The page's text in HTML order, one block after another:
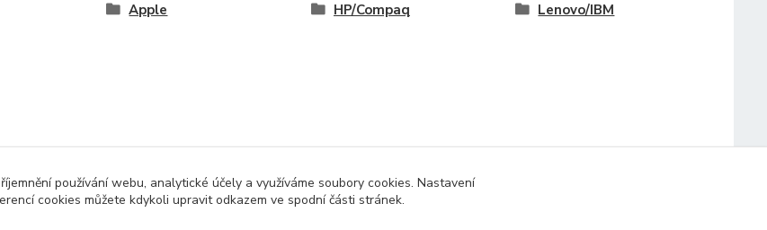
Apple HP/Compaq Lenovo/IBM
používání webu, analytické účely a využíváme soubory cookies. Nastavení
cookies můžete kdykoli upravit odkazem ve spodní části stránek.